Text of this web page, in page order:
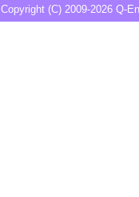
Copyright (C) 2009-2026 Q-